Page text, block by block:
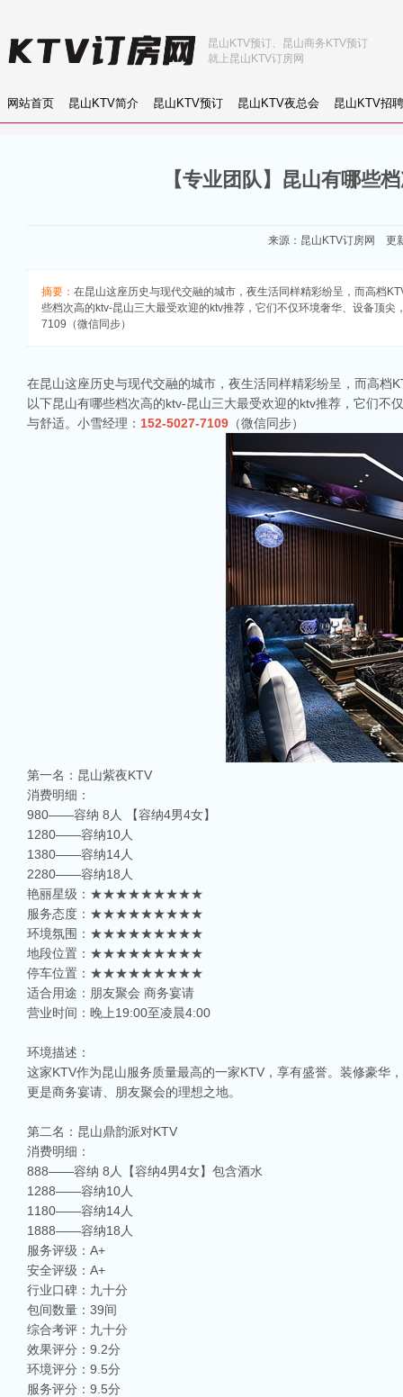
网站首页 昆山KTV简介 昆山KTV预订 昆山KTV夜总会 昆山KTV招聘
昆山KTV预订、昆山商务KTV预订
就上昆山KTV订房网
【专业团队】昆山有哪些
来源： 昆山KTV订房网 更
摘要： 在昆山这座历史与现代交融的城市，夜生活同样精彩纷呈，而高档
些档次高的ktv-昆山三大最受欢迎的ktv推荐，它们不仅环境奢华、设备顶
7109（微信同步）
在昆山这座历史与现代交融的城市，夜生活同样精彩纷呈，而高
以下昆山有哪些档次高的ktv-昆山三大最受欢迎的ktv推荐，它们
与舒适。小雪经理： 152-5027-7109 （微信同步）
第一名：昆山紫夜KTV
消费明细：
980——容纳 8人 【容纳4男4女】
1280——容纳10人
1380——容纳14人
2280——容纳18人
艳丽星级：★★★★★★★★★
服务态度：★★★★★★★★★
环境氛围：★★★★★★★★★
地段位置：★★★★★★★★★
停车位置：★★★★★★★★★
适合用途：朋友聚会 商务宴请
营业时间：晚上19:00至凌晨4:00
环境描述：
这家KTV作为昆山服务质量最高的一家KTV，享有盛誉。装修豪华
更是商务宴请、朋友聚会的理想之地。
第二名：昆山鼎韵派对KTV
消费明细：
888——容纳 8人【容纳4男4女】包含酒水
1288——容纳10人
1180——容纳14人
1888——容纳18人
服务评级：A+
安全评级：A+
行业口碑：九十分
包间数量：39间
综合考评：九十分
效果评分：9.2分
环境评分：9.5分
服务评分：9.5分